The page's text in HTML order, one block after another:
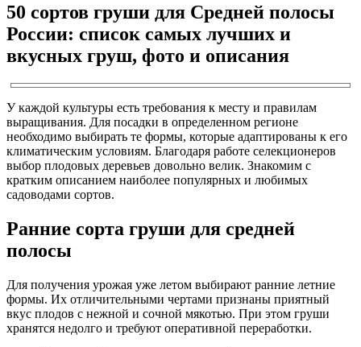
50 сортов груши для Средней полосы
России: список самых лучших и
вкусных груш, фото и описания
У каждой культуры есть требования к месту и правилам
выращивания. Для посадки в определенном регионе
необходимо выбирать те формы, которые адаптированы к его
климатическим условиям. Благодаря работе селекционеров
выбор плодовых деревьев довольно велик. Знакомим с
кратким описанием наиболее популярных и любимых
садоводами сортов.
Ранние сорта груши для средней
полосы
Для получения урожая уже летом выбирают ранние летние
формы. Их отличительными чертами признаны приятный
вкус плодов с нежной и сочной мякотью. При этом груши
хранятся недолго и требуют оперативной переработки.